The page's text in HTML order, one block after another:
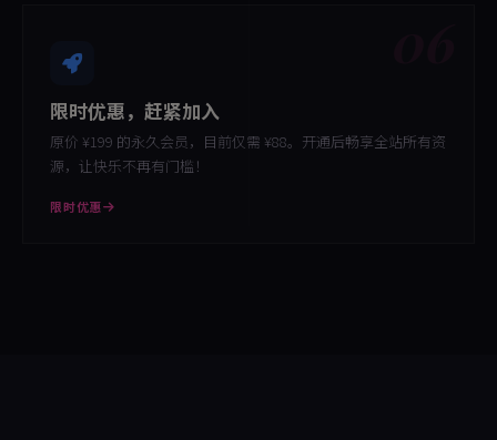
限时优惠，赶紧加入
原价 ¥199 的永久会员，目前仅需 ¥88。开通后畅享全站所有资
源，让快乐不再有门槛！
限时优惠